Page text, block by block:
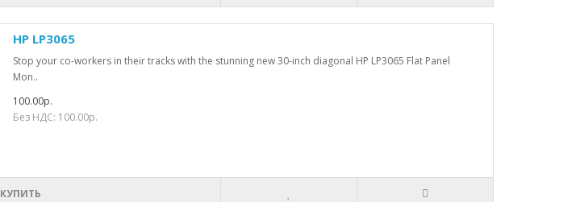
HP LP3065
Stop your co-workers in their tracks with the stunning new 30-inch diagonal HP LP3065 Flat Panel
Mon..
100.00р.
Без НДС: 100.00р.
КУПИТЬ